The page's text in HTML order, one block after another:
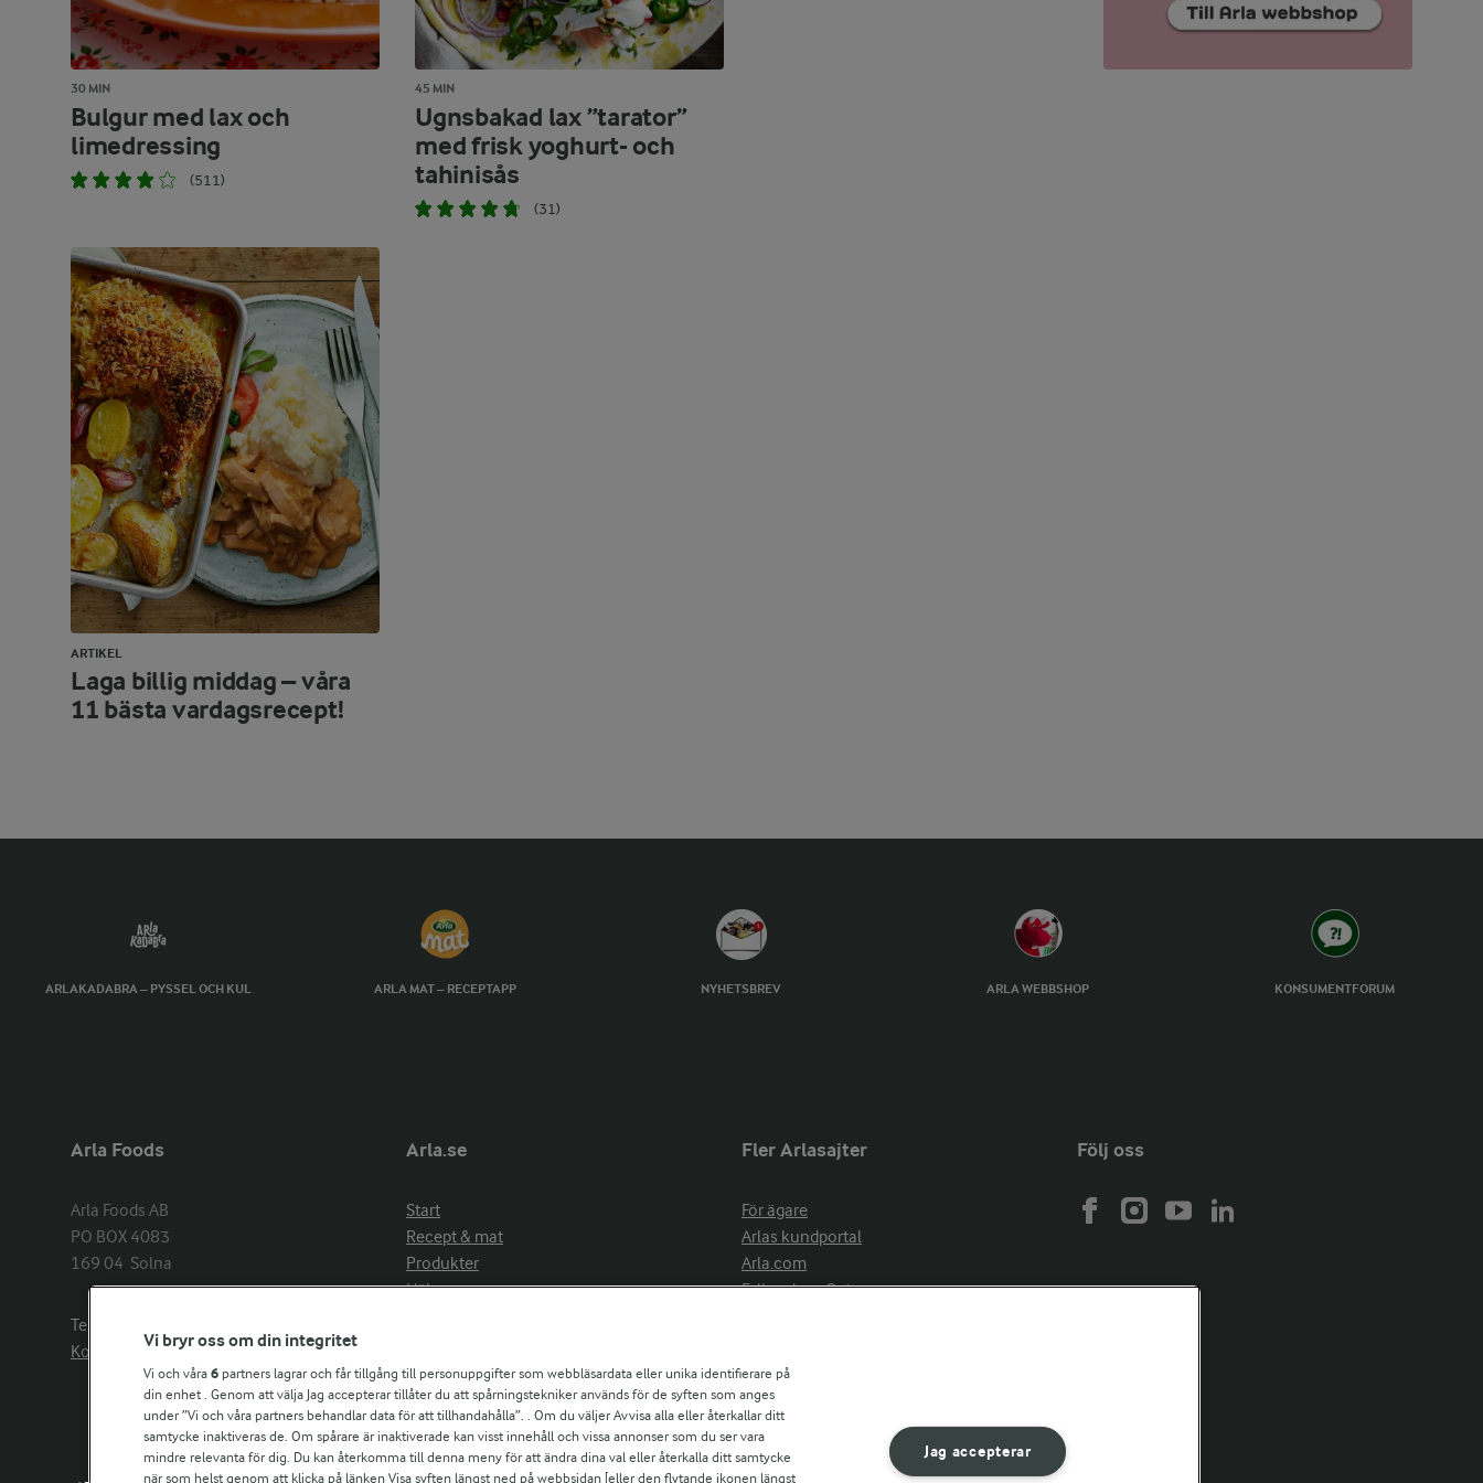
30 MIN
Bulgur med lax och
limedressing
(511)
45 MIN
Ugnsbakad lax ”tarator”
med frisk yoghurt- och
tahinisås
(31)
ARTIKEL
Laga billig middag – våra
11 bästa vardagsrecept!
ARLAKADABRA – PYSSEL OCH KUL ARLA MAT – RECEPTAPP NYHETSBREV ARLA WEBBSHOP KONSUMENTFORUM
Arla Foods
Arla Foods AB
PO BOX 4083
169 04  Solna
Telefon:
Kontakta oss
Arla.se
Start
Recept & mat
Produkter
Hälsa
Aktuellt
Om Arla
Nyheter & press
Jobb & karriär
Kontakta oss
Fler Arlasajter
För ägare
Arlas kundportal
Arla.com
Falbygdens Ost
Följ oss
Vi bryr oss om din integritet
Vi och våra 6 partners lagrar och får tillgång till personuppgifter som webbläsardata eller unika identifierare på
din enhet . Genom att välja Jag accepterar tillåter du att spårningstekniker används för de syften som anges
under ”Vi och våra partners behandlar data för att tillhandahålla”. . Om du väljer Avvisa alla eller återkallar ditt
samtycke inaktiveras de. Om spårare är inaktiverade kan visst innehåll och vissa annonser som du ser vara
mindre relevanta för dig. Du kan återkomma till denna meny för att ändra dina val eller återkalla ditt samtycke
när som helst genom att klicka på länken Visa syften längst ned på webbsidan [eller den flytande ikonen längst
Jag accepterar